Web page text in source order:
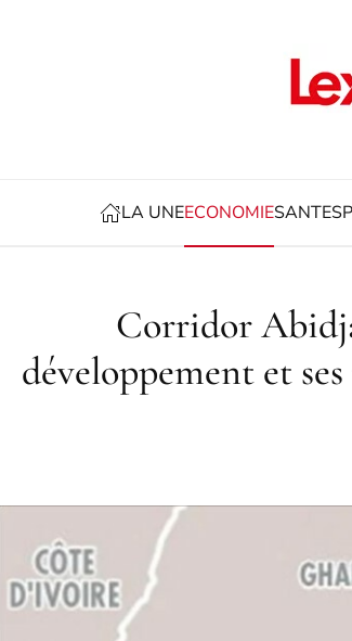
LA UNEECONOMIESANTE
Corridor
développement et